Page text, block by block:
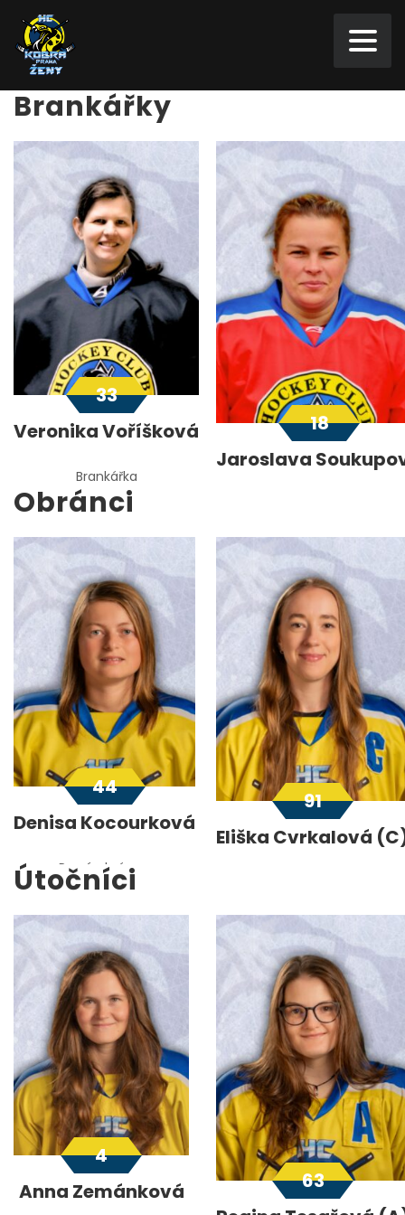
Brankářky
33
Veronika Voříšková
Brankářka
18
Jaroslava
Obránci
44
Denisa Kocourková
Pravý obránce
91
Eliška Cvrkalová
Útočníci
4
Anna Zemánková
63